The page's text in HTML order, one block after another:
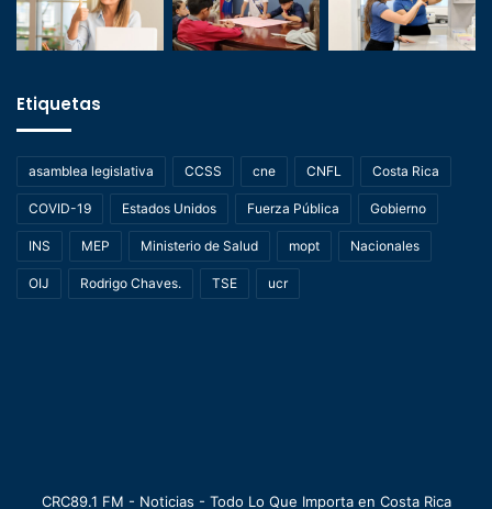
Etiquetas
asamblea legislativa CCSS cne CNFL Costa Rica
COVID-19 Estados Unidos Fuerza Pública Gobierno
INS MEP Ministerio de Salud mopt Nacionales
OIJ Rodrigo Chaves. TSE ucr
CRC89.1 FM - Noticias - Todo Lo Que Importa en Costa Rica